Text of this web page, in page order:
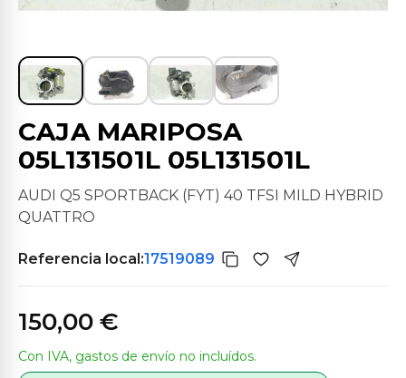
CAJA MARIPOSA
05L131501L 05L131501L
AUDI Q5 SPORTBACK (FYT) 40 TFSI MILD HYBRID
QUATTRO
Referencia local:17519089
150,00 €
Con IVA, gastos de envío no incluídos.